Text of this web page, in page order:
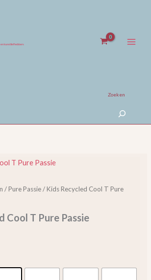
kunstliefhebbers
Zoeken
/Pure Passie/ Kids Recycled Cool T Pure
Cool T Pure Passie